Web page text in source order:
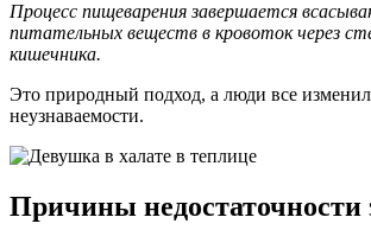
Процесс пищеварения завершается
питательных веществ в кровоток через
кишечника.
Это природный подход, а люди все
неузнаваемости.
Причины недостаточности